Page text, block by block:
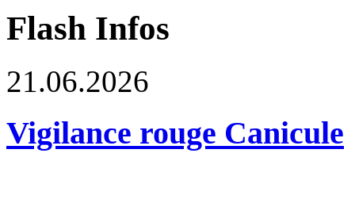
Flash Infos
21.06.2026
Vigilance rouge Canicule